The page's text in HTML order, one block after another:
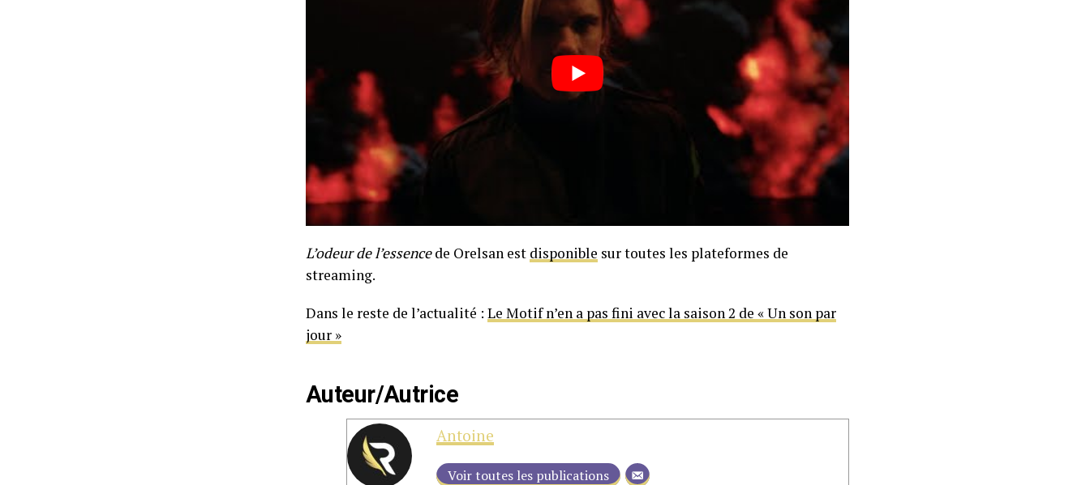
L’odeur de l’essencede Orelsan est disponible sur toutes les plateformes de
streaming.
Dans le reste de l’actualité : Le Motif n’en a pas fini avec la saison 2 de « Un son par
jour »
Auteur/Autrice
Antoine
Voir toutes les publications